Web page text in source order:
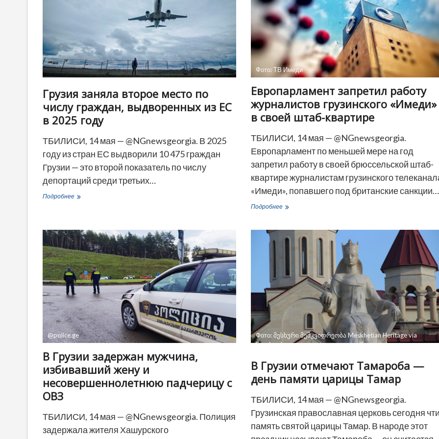
Грузия заняла второе место по
числу граждан, выдворенных из ЕС
в 2025 году
ТБИЛИСИ, 14 мая — @NGnewsgeorgia. В 2025
году из стран ЕС выдворили 10 475 граждан
Грузии — это второй показатель по числу
депортаций среди третьих…
ПодробнееГрузия
по
числу
граждан,
выдворенных
из
ЕС
в
2025
году
Фото: ТВ Имеди
Европарламент запретил работу
журналистов грузинского «Имеди»
в своей штаб-квартире
ТБИЛИСИ, 14 мая — @NGnewsgeorgia.
Европарламент по меньшей мере на год
запретил работу в своей брюссельской штаб-
квартире журналистам грузинского
«Имеди», попавшего под британские санкции…
ПодробнееЕвропарламент
журналистов
грузинского
«Имеди»
штаб-
квартире
@police.ge
В Грузии задержан мужчина,
избивавший жену и
несовершеннолетнюю падчерицу с
ОВЗ
ТБИЛИСИ, 14 мая — @NGnewsgeorgia. Полиция
задержала жителя Хашурского
Фото: მესხური მემკვიდრეობა Meskhetian Heritage via
Facebook
В Грузии отмечают Тамароба —
день памяти царицы Тамар
ТБИЛИСИ, 14 мая — @NGnewsgeorgia.
Грузинская православная церковь сегодня
память святой царицы Тамар. В народе этот